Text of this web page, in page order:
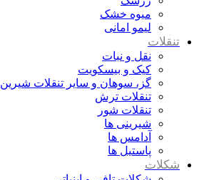
میوه خشک
لیمو امانی
تنقلات
نقل و نبات
کیک و بیسکویت
گز، سوهان و سایر تنقلات شیرین
تنقلات ترش
تنقلات شور
شیرینی ها
آدامس ها
پاستیل ها
شکلات